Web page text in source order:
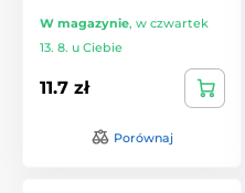
W magazynie, w czwartek
13. 8. u Ciebie
11.7 zł
Porównaj